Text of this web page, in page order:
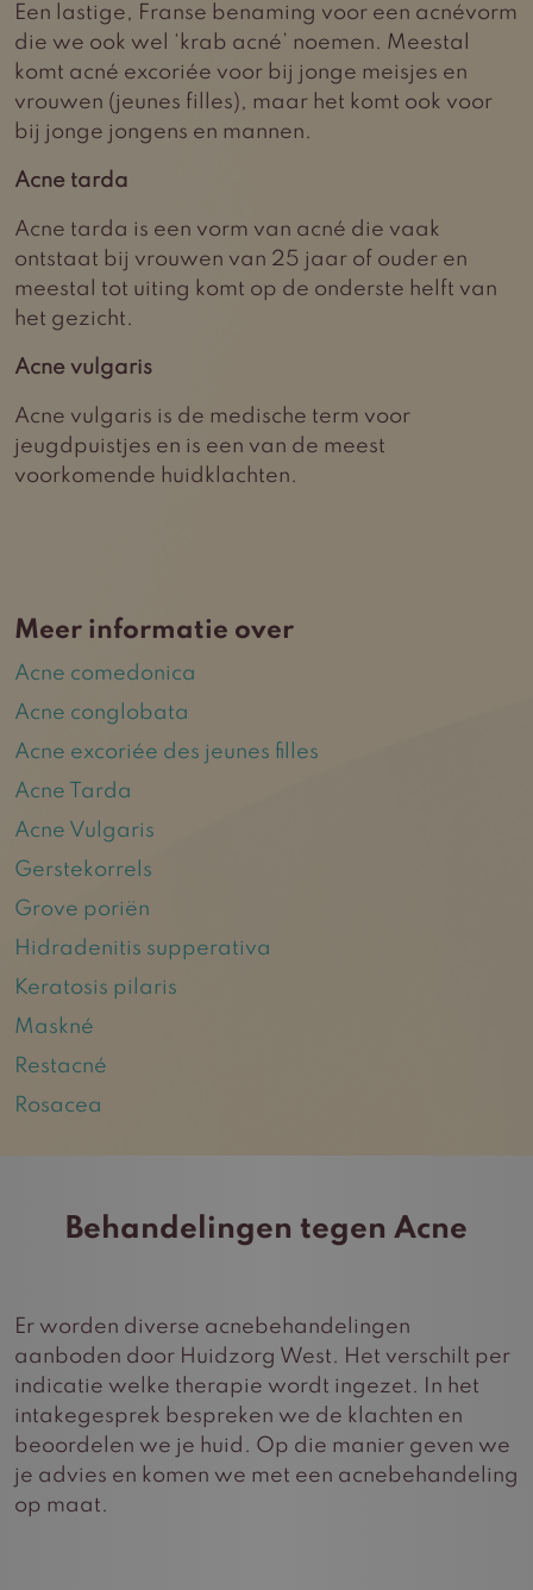
Een lastige, Franse benaming voor een acnévorm
die we ook wel ‘krab acné’ noemen. Meestal
komt acné excoriée voor bij jonge meisjes en
vrouwen (jeunes filles), maar het komt ook voor
bij jonge jongens en mannen.
Acne tarda
Acne tarda is een vorm van acné die vaak
ontstaat bij vrouwen van 25 jaar of ouder en
meestal tot uiting komt op de onderste helft van
het gezicht.
Acne vulgaris
Acne vulgaris is de medische term voor
jeugdpuistjes en is een van de meest
voorkomende huidklachten.
Meer informatie over
Acne comedonica
Acne conglobata
Acne excoriée des jeunes filles
Acne Tarda
Acne Vulgaris
Gerstekorrels
Grove poriën
Hidradenitis supperativa
Keratosis pilaris
Maskné
Restacné
Rosacea
Behandelingen tegen Acne
Er worden diverse acnebehandelingen
aanboden door Huidzorg West. Het verschilt per
indicatie welke therapie wordt ingezet. In het
intakegesprek bespreken we de klachten en
beoordelen we je huid. Op die manier geven we
je advies en komen we met een acnebehandeling
op maat.